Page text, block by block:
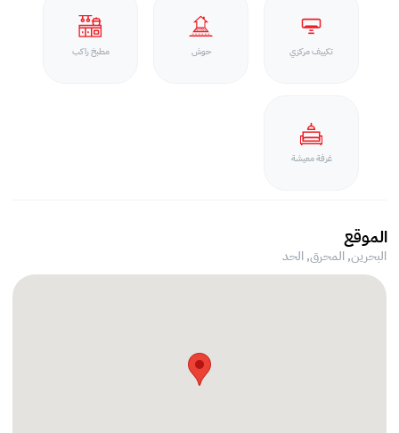
تكييف مركزي حوش مطبخ راكب
غرفة معيشة
الموقع
البحرين, المحرق,الحد